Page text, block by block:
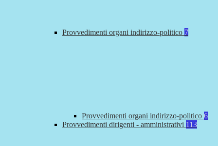
Provvedimenti organi indirizzo-politico 7
Provvedimenti organi indirizzo-politico 6
Provvedimenti dirigenti - amministrativi 113